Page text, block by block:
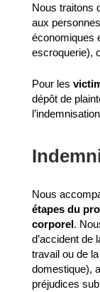
Nous traitons
aux
économiques
escroquerie),
Pour les
dépôt de
Nous
étapes du
corporel.
d’accident de
travail ou de
domestique),
préjudices